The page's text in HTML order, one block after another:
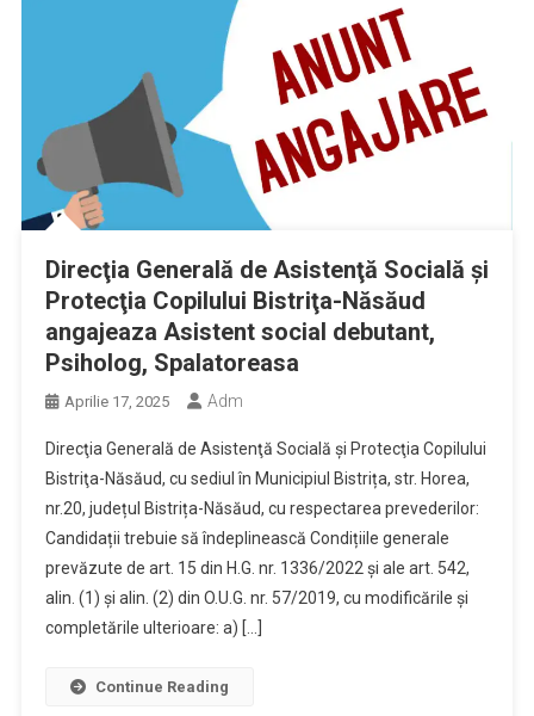
Direcţia Generală de Asistenţă Socială şi
Protecţia Copilului Bistriţa-Năsăud
angajeaza Asistent social debutant,
Psiholog, Spalatoreasa
Aprilie 17, 2025 Adm
Direcţia Generală de Asistenţă Socială şi Protecţia Copilului
Bistriţa-Năsăud, cu sediul în Municipiul Bistrița, str. Horea,
nr.20, județul Bistrița-Năsăud, cu respectarea prevederilor:
Candidații trebuie să îndeplinească Condițiile generale
prevăzute de art. 15 din H.G. nr. 1336/2022 și ale art. 542,
alin. (1) și alin. (2) din O.U.G. nr. 57/2019, cu modificările și
completările ulterioare: a) […]
Continue Reading